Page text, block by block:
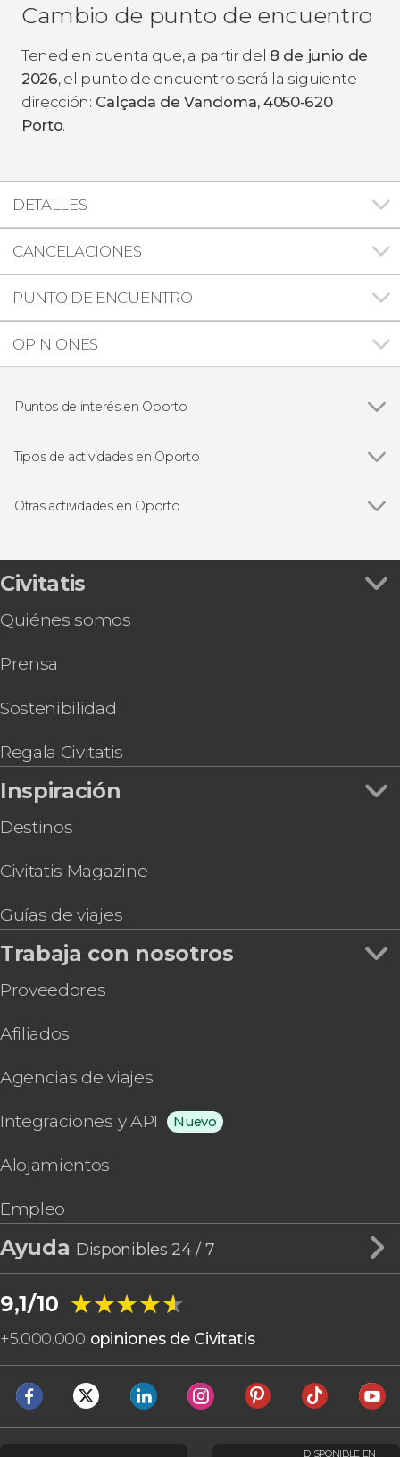
Cambio de punto de encuentro
Tened en cuenta que, a partir del 8 de junio de
2026, el punto de encuentro será la siguiente
dirección: Calçada de Vandoma, 4050-620
Porto.
DETALLES
CANCELACIONES
PUNTO DE ENCUENTRO
OPINIONES
Puntos de interés en Oporto
Catedral de Oporto
Librería Lello
Tipos de actividades en Oporto
Free tours en Oporto
Bodegas y gastronomía en Oporto
Fado en Oporto
Autobuses turísticos de Oporto
Otras actividades en Oporto
Entradas para Spiritus, el espectáculo de luz y
sonido en la iglesia de los Clérigos
Gaia
Entrada a World of Discoveries Museum
Entrada para Porto Legends
Entrada a SEA LIFE® Oporto
Pub Crawl ¡Tour de fiesta por Oporto!
Civitatis
Quiénes somos
Prensa
Sostenibilidad
Regala Civitatis
Inspiración
Destinos
Civitatis Magazine
Guías de viajes
Trabaja con nosotros
Proveedores
Afiliados
Agencias de viajes
Integraciones y API Nuevo
Alojamientos
Empleo
Ayuda Disponibles 24 / 7
9,1/10 ★★★★★
★★★★★
+5.000.000 opiniones de Civitatis
DISPONIBLE EN